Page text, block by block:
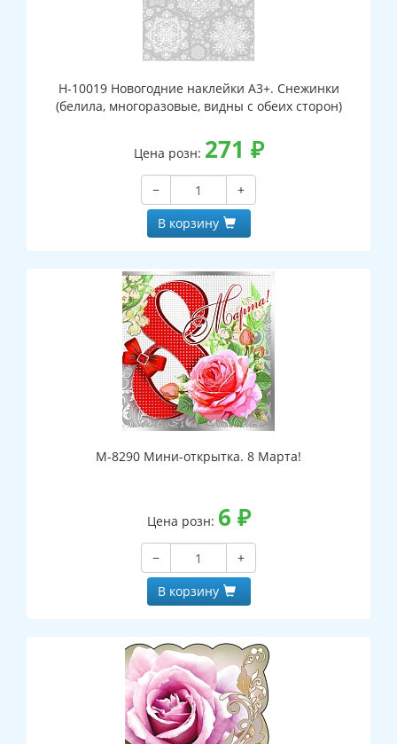
Н-10019 Новогодние наклейки А3+. Снежинки
(белила, многоразовые, видны с обеих сторон)
Цена розн: 271 ₽
−
+
В корзину
М-8290 Мини-открытка. 8 Марта!
Цена розн: 6 ₽
−
+
В корзину